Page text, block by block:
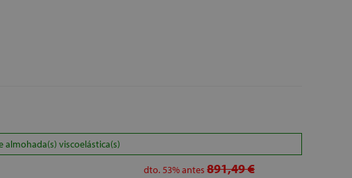
almohada(s) viscoelástica(s)
dto.53%antes 891,49 €